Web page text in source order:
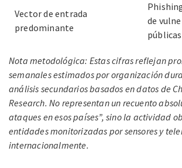
Vector de entrada
predominante
de
públicas
Nota metodológica: Estas cifras reflejan
semanales estimados por organización
análisis secundarios basados en datos de
Research. No representan un recuento
ataques en esos países”, sino la actividad
entidades monitorizadas por sensores y
internacionalmente.